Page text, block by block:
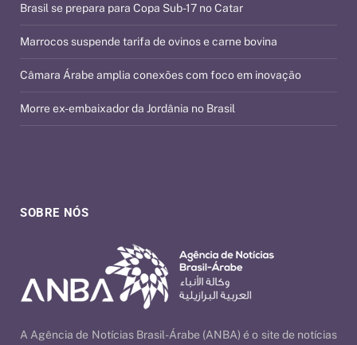
SOBRE NÓS
A Agência de Notícias Brasil-Árabe (ANBA) é o site de notícias
Brasil se prepara para Copa Sub-17 no Catar
Marrocos suspende tarifa de ovinos e carne bovina
Câmara Árabe amplia conexões com foco em inovação
Morre ex-embaixador da Jordânia no Brasil